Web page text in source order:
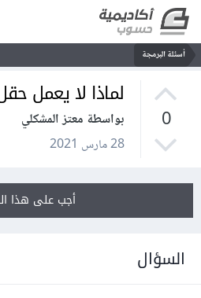
أسئلة البرمجة
0
لماذا لا يعمل
بواسطة معتز المشكلي
28 مارس 2021
أجب على هذا
السؤال